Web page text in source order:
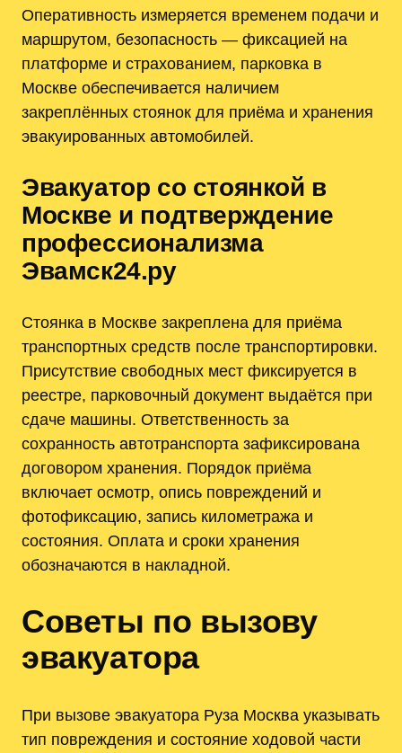
Оперативность измеряется временем подачи и
маршрутом, безопасность — фиксацией на
платформе и страхованием, парковка в
Москве обеспечивается наличием
закреплённых стоянок для приёма и хранения
эвакуированных автомобилей.
Эвакуатор со стоянкой в
Москве и подтверждение
профессионализма
Эвамск24.ру
Стоянка в Москве закреплена для приёма
транспортных средств после транспортировки.
Присутствие свободных мест фиксируется в
реестре, парковочный документ выдаётся при
сдаче машины. Ответственность за
сохранность автотранспорта зафиксирована
договором хранения. Порядок приёма
включает осмотр, опись повреждений и
фотофиксацию, запись километража и
состояния. Оплата и сроки хранения
обозначаются в накладной.
Советы по вызову
эвакуатора
При вызове эвакуатора Руза Москва указывать
тип повреждения и состояние ходовой части